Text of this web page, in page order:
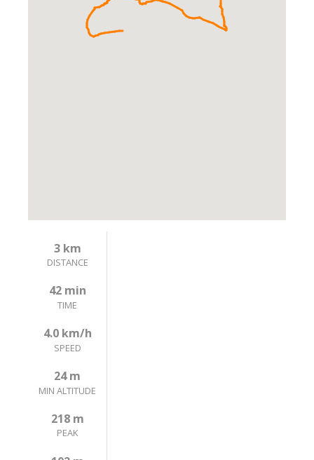
DISTANCE
3 km
TIME
42 min
SPEED
4.0 km/h
MIN ALTITUDE
24 m
PEAK
218 m